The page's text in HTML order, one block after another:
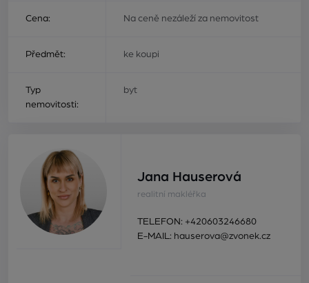
Cena: Na ceně nezáleží za nemovitost
Předmět: ke koupi
Typ
nemovitosti:
byt
Jana Hauserová
realitní makléřka
TELEFON: +420603246680
E-MAIL: hauserova@zvonek.cz